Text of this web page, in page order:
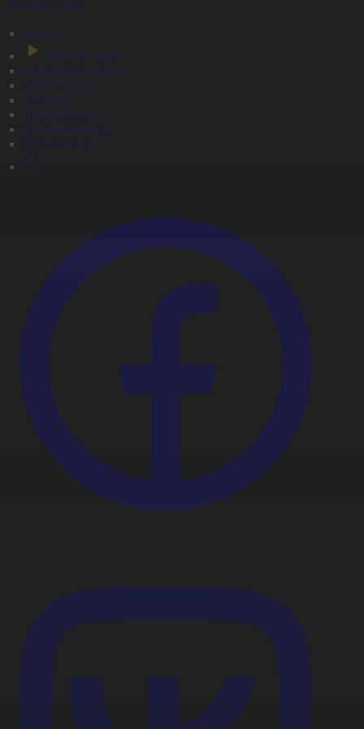
20:01
Басты
Тікелей эфир
Бағдарлама кестесі
Жаңалықтар
Жобалар
Телехикаялар
Мультсериалдар
Видеоархив